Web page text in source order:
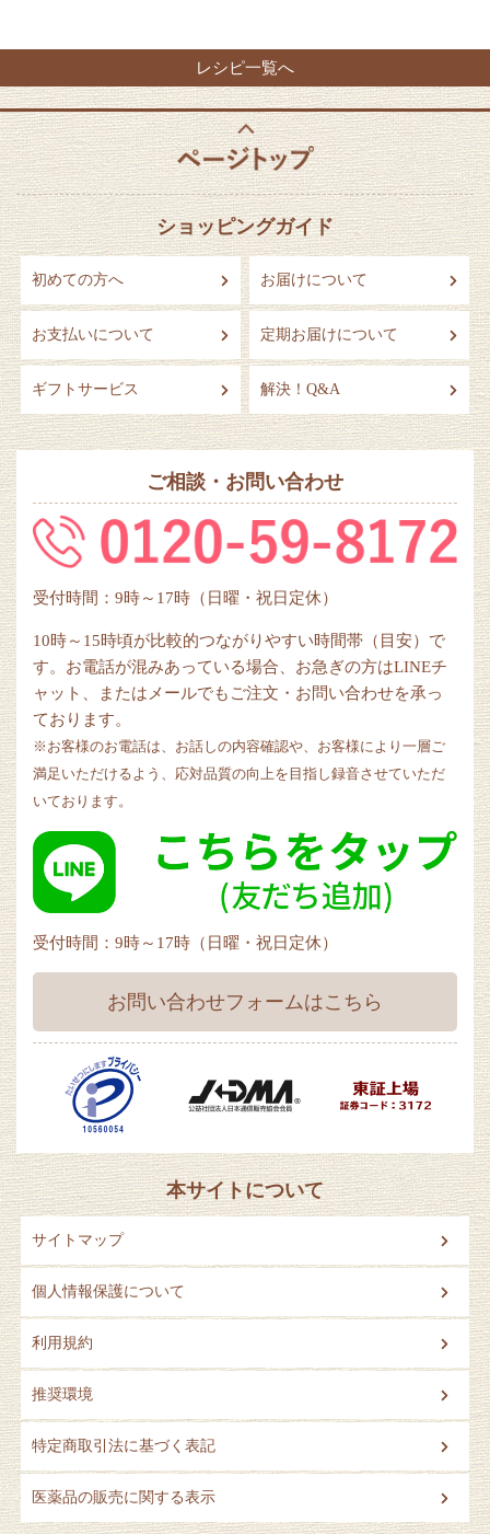
レシピ一覧へ
ショッピングガイド
初めての方へ お届けについて
お支払いについて 定期お届けについて
ギフトサービス 解決！Q&A
ご相談・お問い合わせ
受付時間：9時～17時（日曜・祝日定休）
10時～15時頃が比較的つながりやすい時間帯（目安）で
す。お電話が混みあっている場合、お急ぎの方はLINEチ
ャット、またはメールでもご注文・お問い合わせを承っ
ております。
※お客様のお電話は、お話しの内容確認や、お客様により一層ご
満足いただけるよう、応対品質の向上を目指し録音させていただ
いております。
受付時間：9時～17時（日曜・祝日定休）
お問い合わせフォームはこちら
本サイトについて
サイトマップ
個人情報保護について
利用規約
推奨環境
特定商取引法に基づく表記
医薬品の販売に関する表示